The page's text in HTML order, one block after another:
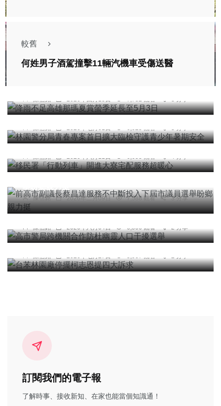
較舊
何姓男子酒駕撞擊11輛汽機車受傷送醫
陳信銘 2026年四月13日 7,782 觀看 3 分享
林園警分局青春專案首日擴大臨檢守護青少年暑期
安全
陳信銘 2026年七月01日 6,025 觀看 3 分享
綜合新聞
移民署「行動列車」開進大寮宅配服務超暖心
陳信銘 2026年六月11日 6,653 觀看 4 分享
綜合新聞
前高市副議長蔡昌達服務不中斷投入下屆市議員選
陳信銘 2026年二月09日 7,588 觀看 3 分享
社會
高市警局跨機關合作防杜幽靈人口干擾選舉
陳信銘 2026年六月04日 6,506 觀看 2 分享
綜合新聞
台苯林園廠停擺柯志恩提四大訴求
陳信銘 2026年七月27日 5,907 觀看 2 分享
訂閱我們的電子報
了解時事、接收新知、在家也能當個知識通！